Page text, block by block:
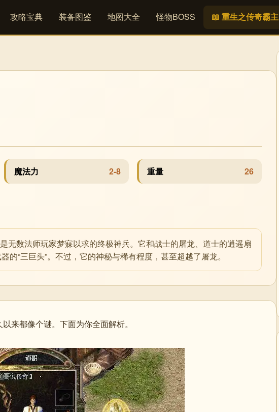
攻略宝典 装备图鉴 地图大全 怪物BOSS 📖 重生之传奇霸主
魔法力 2-8 重量 26
无数法师玩家梦寐以求的终极神兵。它和战士的屠龙、道士的逍遥扇
的“三巨头”。不过，它的神秘与稀有程度，甚至超越了屠龙。
来都像个谜。下面为你全面解析。